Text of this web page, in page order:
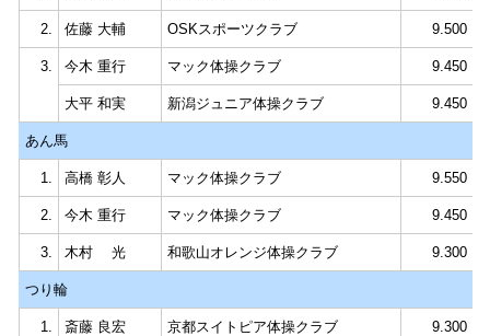
2. 佐藤 大輔 OSKスポーツクラブ 9.500
3. 今木 重行 マック体操クラブ 9.450
大平 和実 新潟ジュニア体操クラブ 9.450
あん馬
1. 高橋 彰人 マック体操クラブ 9.550
2. 今木 重行 マック体操クラブ 9.450
3. 木村 光 和歌山オレンジ体操クラブ 9.300
つり輪
1. 斎藤 良宏 京都スイトピア体操クラブ 9.300